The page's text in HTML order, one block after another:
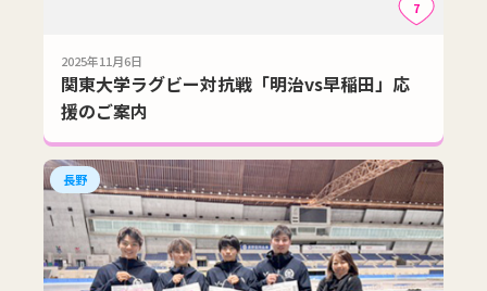
7
2025年11月6日
関東大学ラグビー対抗戦「明治vs早稲田」応
援のご案内
長野